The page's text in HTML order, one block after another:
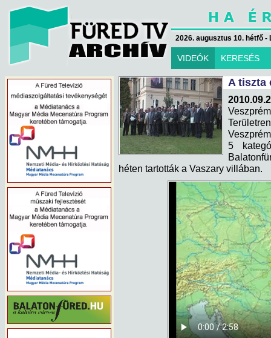
2026. augusztus 10. hétfő -
VIDEÓK KERESÉS
A tiszta
5
héten tartották a Vaszary villában.